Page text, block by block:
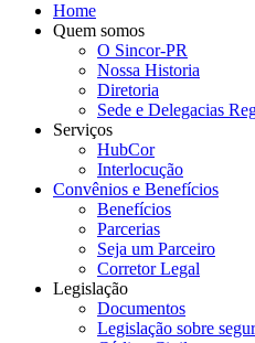
Home
Quem somos
O Sincor-PR
Nossa Historia
Diretoria
Sede e Delegacias
Serviços
HubCor
Interlocução
Convênios e Benefícios
Benefícios
Parcerias
Seja um Parceiro
Corretor Legal
Legislação
Documentos
Legislação sobre